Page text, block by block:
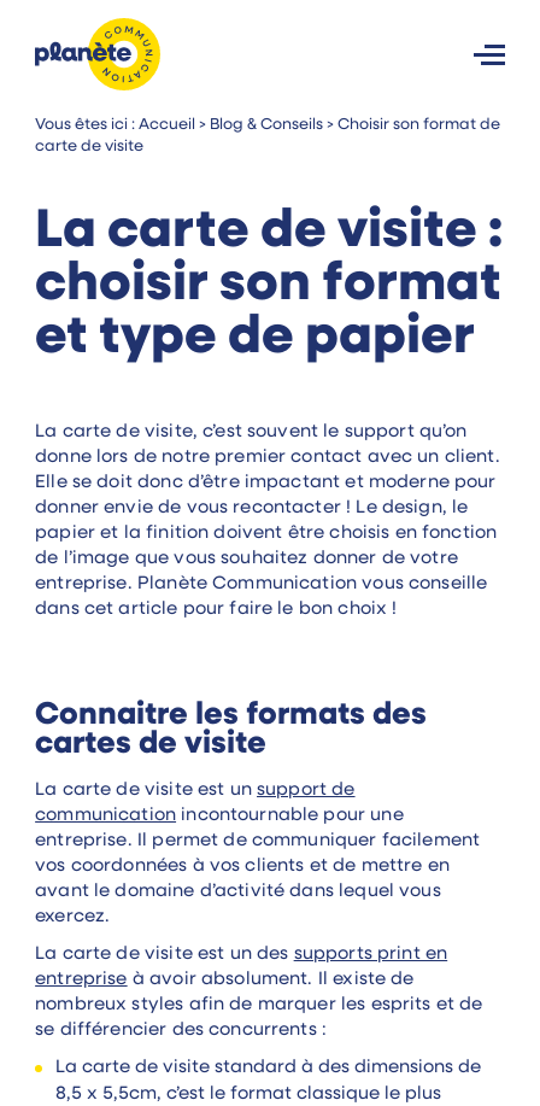
Vous êtes ici :Accueil > Blog & Conseils >Choisir son format de
carte de visite
La carte de visite :
choisir son format
et type de papier
La carte de visite, c’est souvent le support qu’on
donne lors de notre premier contact avec un client.
Elle se doit donc d’être impactant et moderne pour
donner envie de vous recontacter ! Le design, le
papier et la finition doivent être choisis en fonction
de l’image que vous souhaitez donner de votre
entreprise. Planète Communication vous conseille
dans cet article pour faire le bon choix !
Connaitre les formats des
cartes de visite
La carte de visite est unsupport de
communication incontournable pour une
entreprise. Il permet de communiquer facilement
vos coordonnées à vos clients et de mettre en
avant le domaine d’activité dans lequel vous
exercez.
La carte de visite est un des supports print en
entreprise à avoir absolument. Il existe de
nombreux styles afin de marquer les esprits et de
se différencier des concurrents :
La carte de visite standard à des dimensions de
8,5 x 5,5cm, c’est le format classique le plus